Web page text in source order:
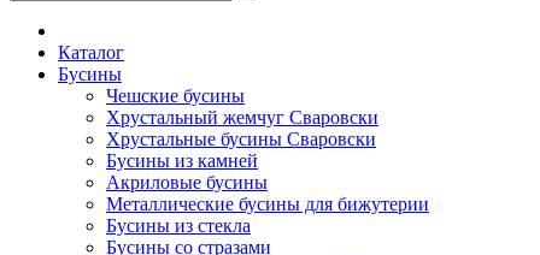
Каталог
Бусины
Чешские бусины
Хрустальный жемчуг Сваровски
Хрустальные бусины Сваровски
Бусины из камней
Акриловые бусины
Металлические бусины для бижутерии
Бусины из стекла
Бусины со стразами